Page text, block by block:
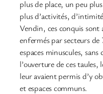
plus de place, un peu
plus d’activités,
Vendin, ces conquis
enfermés par secteurs de
espaces minuscules, sans
l’ouverture de ces
leur avaient permis d’y
et espaces communs.